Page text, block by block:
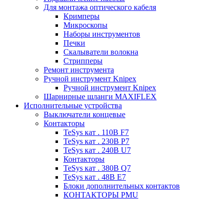
Для монтажа оптического кабеля
Кримперы
Микроскопы
Наборы инструментов
Печки
Скалыватели волокна
Стрипперы
Ремонт инструмента
Ручной инструмент Knipex
Ручной инструмент Knipex
Шарнирные шланги MAXIFLEX
Исполнительные устройства
Выключатели концевые
Контакторы
TeSys кат . 110В F7
TeSys кат . 230В P7
TeSys кат . 240В U7
Контакторы
TeSys кат . 380В Q7
TeSys кат . 48В E7
Блоки дополнительных контактов
КОНТАКТОРЫ PMU